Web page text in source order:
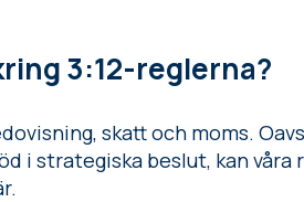
3:12-reglerna?
skatt och moms.
i strategiska beslut, kan våra